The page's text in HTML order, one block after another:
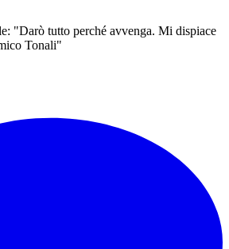
"Darò tutto perché avvenga. Mi dispiace
Tonali"